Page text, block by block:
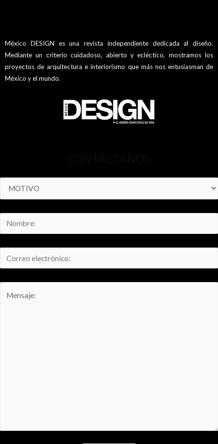
México DESIGN es una revista independiente dedicada al diseño.
Mediante un criterio cuidadoso, abierto y ecléctico, mostramos los
proyectos de arquitectura e interiorismo que más nos entusiasman de
México y el mundo.
CONTÁCTANOS